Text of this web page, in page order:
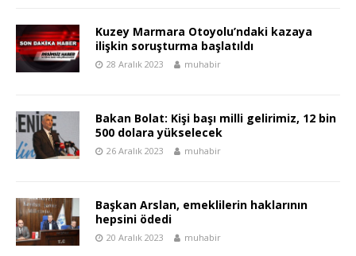
Kuzey Marmara Otoyolu’ndaki kazaya
ilişkin soruşturma başlatıldı
28 Aralık 2023 muhabir
Bakan Bolat: Kişi başı milli gelirimiz, 12 bin
500 dolara yükselecek
26 Aralık 2023 muhabir
Başkan Arslan, emeklilerin haklarının
hepsini ödedi
20 Aralık 2023 muhabir